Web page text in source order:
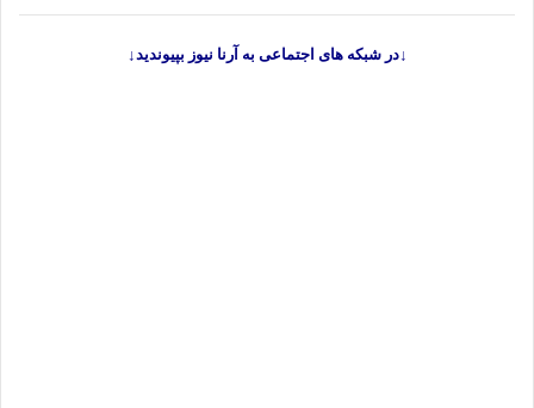
↓در شبکه های اجتماعی به آرنا نیوز بپیوندید↓